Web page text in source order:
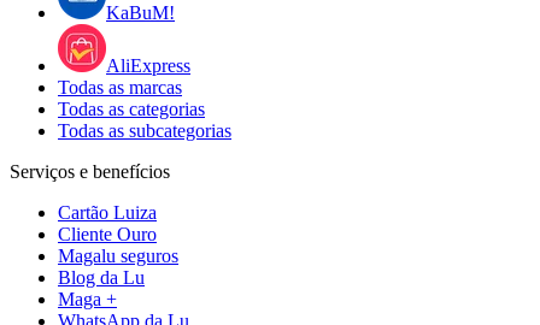
KaBuM!
AliExpress
Todas as marcas
Todas as categorias
Todas as subcategorias
Serviços e benefícios
Cartão Luiza
Cliente Ouro
Magalu seguros
Blog da Lu
Maga +
WhatsApp da Lu